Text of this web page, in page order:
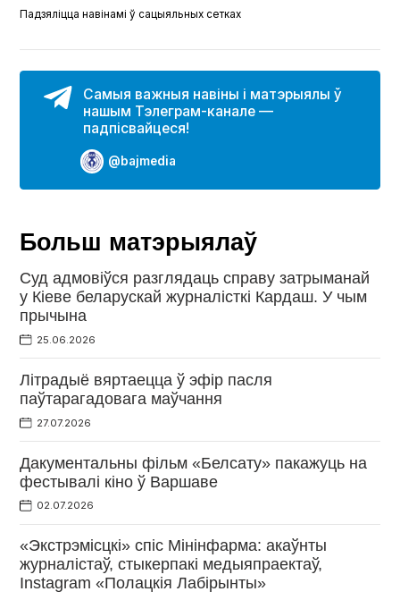
Падзяліцца навінамі ў сацыяльных сетках
Самыя важныя навіны і матэрыялы ў
нашым Тэлеграм-канале —
падпісвайцеся!
@bajmedia
Больш матэрыялаў
Суд адмовіўся разглядаць справу затрыманай
у Кіеве беларускай журналісткі Кардаш. У чым
прычына
25.06.2026
Літрадыё вяртаецца ў эфір пасля
паўтарагадовага маўчання
27.07.2026
Дакументальны фільм «Белсату» пакажуць на
фестывалі кіно ў Варшаве
02.07.2026
«Экстрэмісцкі» спіс Мінінфарма: акаўнты
журналістаў, стыкерпакі медыяпраектаў,
Instagram «Полацкiя Лабiрынты»